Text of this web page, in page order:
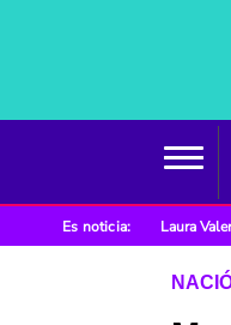
Es noticia: Laura